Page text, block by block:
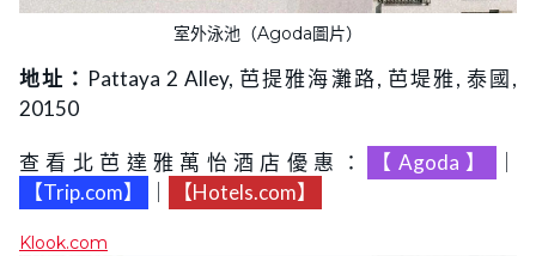
室外泳池（Agoda圖片）
地址： Pattaya 2 Alley, 芭提雅海灘路, 芭堤雅, 泰國,
20150
查看北芭達雅萬怡酒店優惠： 【Agoda】
【Trip.com】
【Hotels.com】
Klook.com